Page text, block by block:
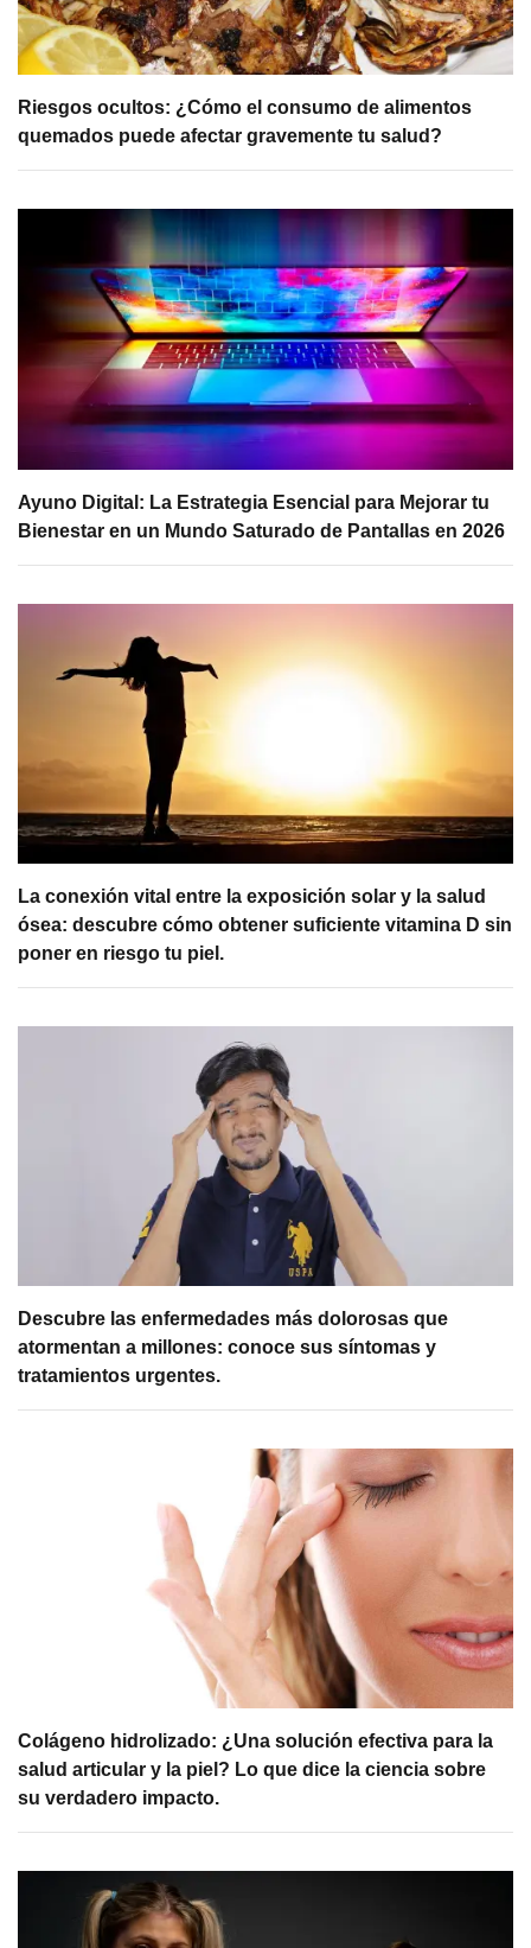
Riesgos ocultos: ¿Cómo el consumo de alimentos
quemados puede afectar gravemente tu salud?
Ayuno Digital: La Estrategia Esencial para Mejorar tu
Bienestar en un Mundo Saturado de Pantallas en 2026
La conexión vital entre la exposición solar y la salud
ósea: descubre cómo obtener suficiente vitamina D sin
poner en riesgo tu piel.
Descubre las enfermedades más dolorosas que
atormentan a millones: conoce sus síntomas y
tratamientos urgentes.
Colágeno hidrolizado: ¿Una solución efectiva para la
salud articular y la piel? Lo que dice la ciencia sobre
su verdadero impacto.